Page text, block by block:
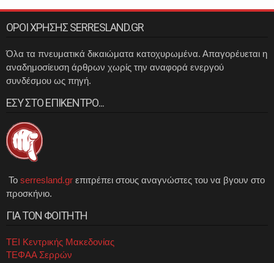
ΟΡΟΙ ΧΡΗΣΗΣ SERRESLAND.GR
Όλα τα πνευματικά δικαιώματα κατοχυρωμένα. Απαγορέυεται η
αναδημοσίευση άρθρων χωρίς την αναφορά ενεργού
συνδέσμου ως πηγή.
ΕΣΥ ΣΤΟ ΕΠΙΚΕΝΤΡΟ...
Το serresland.gr επιτρέπει στους αναγνώστες του να βγουν στο
προσκήνιο.
ΓΙΑ ΤΟΝ ΦΟΙΤΗΤΗ
ΤΕΙ Κεντρικής Μακεδονίας
ΤΕΦΑΑ Σερρών